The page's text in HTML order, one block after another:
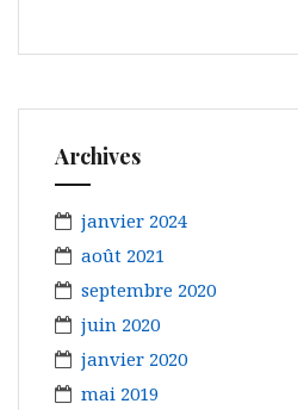
Archives
janvier 2024
août 2021
septembre 2020
juin 2020
janvier 2020
mai 2019